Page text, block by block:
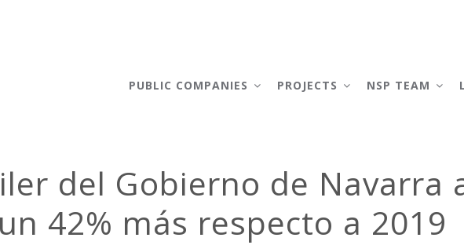
PUBLIC COMPANIES PROJECTS NSP TEAM
del Gobierno de Navarra
42% más respecto a 2019